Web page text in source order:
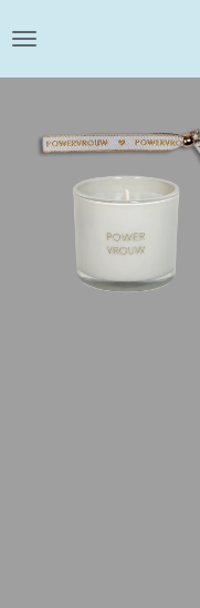
direct
naar
hoofdinhoud